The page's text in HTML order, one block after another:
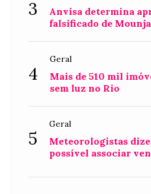
3
Anvisa determina
falsificado de
4
Geral
Mais de 510 mil
sem luz no Rio
5
Geral
Meteorologistas
possível associar